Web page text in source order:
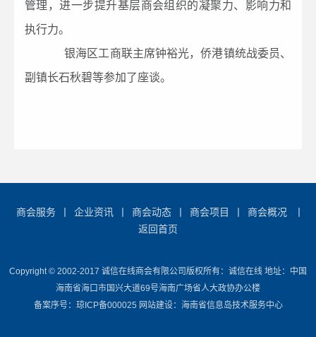
管理，进一步提升基层商会组织的凝聚力、影响力和
执行力。
银海区工商联主席钟裕光，侨港镇统战委员、
副镇长石秋碧等参加了座谈。
商会服务 企业资讯 商会动态 商会项目 商会概况
返回首页
Copyright © 2002-2017 诚信在线商会有限公司版权所有：诚信在线 地址：中国
海南省海口市国兴大道69号海南广场省人大政协办公楼
备案序号：琼ICP备000025 网站建设：海南省信息岛技术服务中心